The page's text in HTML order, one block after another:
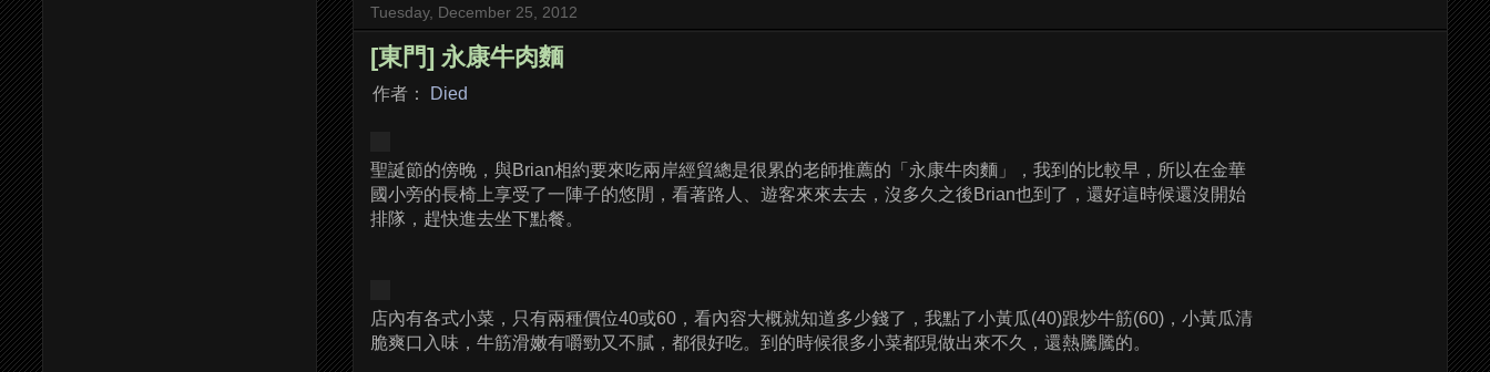
Tuesday, December 25, 2012
[東門] 永康牛肉麵
作者： Died
聖誕節的傍晚，與Brian相約要來吃兩岸經貿總是很累的老師推薦的「永康牛肉麵」，我到的比較早，所以在金華
國小旁的長椅上享受了一陣子的悠閒，看著路人、遊客來來去去，沒多久之後Brian也到了，還好這時候還沒開始
排隊，趕快進去坐下點餐。
店內有各式小菜，只有兩種價位40或60，看內容大概就知道多少錢了，我點了小黃瓜(40)跟炒牛筋(60)，小黃瓜清
脆爽口入味，牛筋滑嫩有嚼勁又不膩，都很好吃。到的時候很多小菜都現做出來不久，還熱騰騰的。